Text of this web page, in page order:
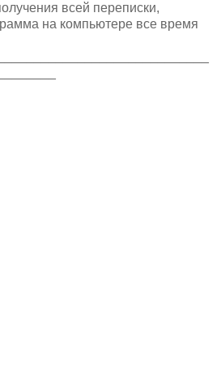
всей переписки,
на компьютере все время